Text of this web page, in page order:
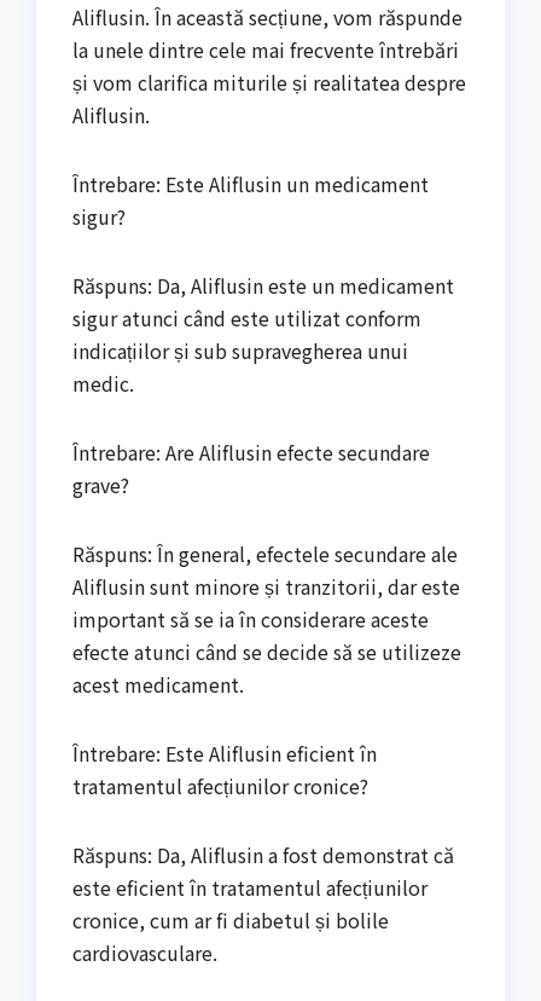
Aliflusin. În această secțiune, vom răspunde
la unele dintre cele mai frecvente întrebări
și vom clarifica miturile și realitatea despre
Aliflusin.
Întrebare: Este Aliflusin un medicament
sigur?
Răspuns: Da, Aliflusin este un medicament
sigur atunci când este utilizat conform
indicațiilor și sub supravegherea unui
medic.
Întrebare: Are Aliflusin efecte secundare
grave?
Răspuns: În general, efectele secundare ale
Aliflusin sunt minore și tranzitorii, dar este
important să se ia în considerare aceste
efecte atunci când se decide să se utilizeze
acest medicament.
Întrebare: Este Aliflusin eficient în
tratamentul afecțiunilor cronice?
Răspuns: Da, Aliflusin a fost demonstrat că
este eficient în tratamentul afecțiunilor
cronice, cum ar fi diabetul și bolile
cardiovasculare.